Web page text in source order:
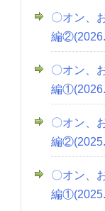
〇オン、
編
〇オン、
編
〇オン、
編
〇オン、
編